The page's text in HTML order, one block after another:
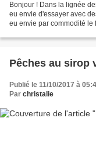
Bonjour ! Dans la lignée
eu envie d'essayer avec
eu envie par commodité le
Pêches au sirop
Publié le 11/10/2017 à
Par christalie